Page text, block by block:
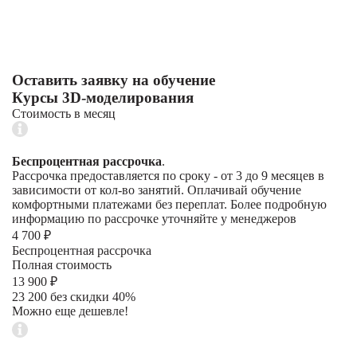
Оставить заявку на обучение
Курсы 3D-моделирования
Стоимость в месяц
Беспроцентная рассрочка.
Рассрочка предоставляется по сроку - от 3 до 9 месяцев в
зависимости от кол-во занятий. Оплачивай обучение
комфортными платежами без переплат. Более подробную
информацию по рассрочке уточняйте у менеджеров
4 700 ₽
Беспроцентная рассрочка
Полная стоимость
13 900 ₽
23 200 без скидки 40%
Можно еще дешевле!